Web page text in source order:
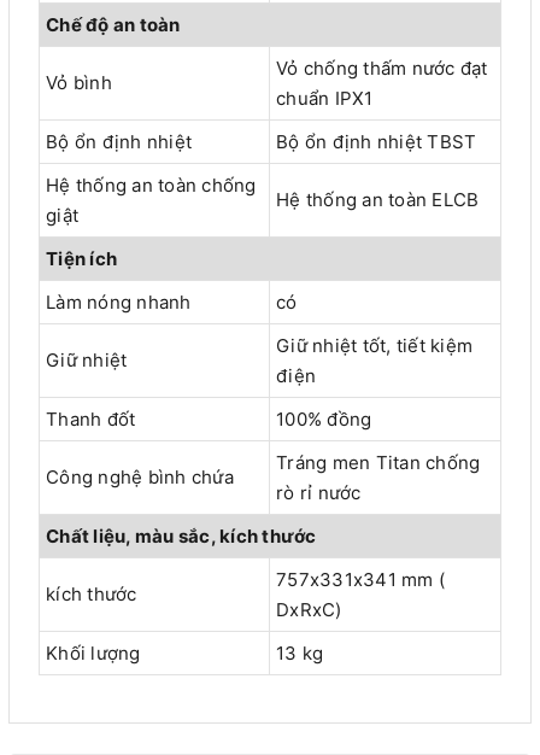
Chế độ an toàn
Vỏ bình
Vỏ chống thấm nước đạt
chuẩn IPX1
Bộ ổn định nhiệt
Bộ ổn định nhiệt TBST
Hệ thống an toàn chống
giật
Hệ thống an toàn ELCB
Tiện ích
Làm nóng nhanh
có
Giữ nhiệt
Giữ nhiệt tốt, tiết kiệm
điện
Thanh đốt
100% đồng
Công nghệ bình chứa
Tráng men Titan chống
rò rỉ nước
Chất liệu, màu sắc, kích thước
kích thước
757x331x341 mm (
DxRxC)
Khối lượng
13 kg